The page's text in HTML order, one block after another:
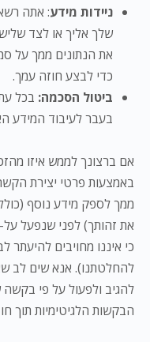
ניידות מידע: אתה
שלך אליך או לצד
את הנתונים ממך על
כדי לבצע חוזה עמך.
ביטול הסכמה: בכל
בעבר לעיבוד המידע
אם ברצונך לממש איזו
באמצעות פרטי יצירת
ממך לספק מידע נוסף
את זהותך) לפני שנפעל
כי איננו מחויבים
להחלטתנו). אנא שים לב
להגיב ולפעול על פי בקשה
הבקשות הלגיטימיות תוך